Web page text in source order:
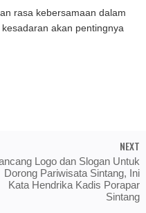
rasa kebersamaan dalam
akan pentingnya
NEXT
Logo dan Slogan Untuk
Dorong Pariwisata Sintang, Ini
Kata Hendrika Kadis Porapar
Sintang